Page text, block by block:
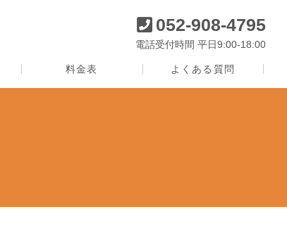
料金表 よくある質問
052-908-4795
電話受付時間 平日9:00-18:00